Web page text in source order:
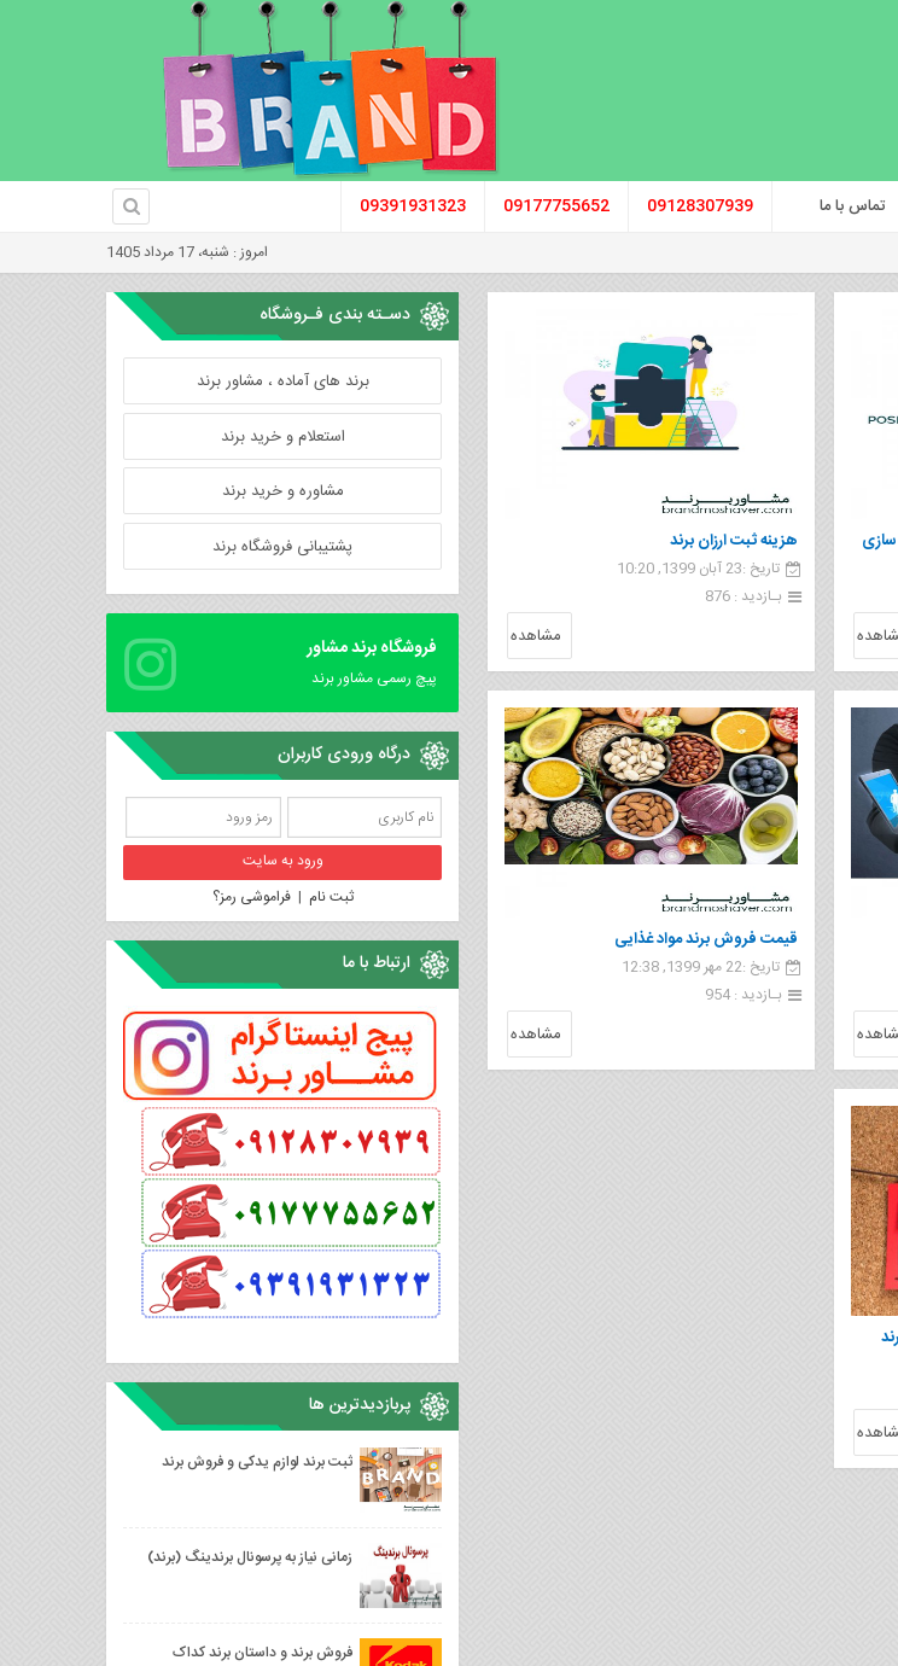
تماس با ما 09128307939
09177755652
09391931323
امروز : شنبه، 17 مرداد 1405
سازی هزینه ثبت ارزان برند
تاریخ :23 آبان 1399, 10:20
بـازدید : 876
مشاهده
قیمت فروش برند مواد غذایی
تاریخ :22 مهر 1399, 12:38
بـازدید : 954
مشاهده
دسـته بندی فـروشگاه
برند های آماده ، مشاور برند
استعلام و خرید برند
مشاوره و خرید برند
پشتیبانی فروشگاه برند
فروشگاه برند مشاور
پیچ رسمی مشاور برند
درگاه ورودی کاربران
ثبت نام |فراموشی رمز؟
ارتباط با ما
پربازدیدترین ها
ثبت برند لوازم یدکی و فروش برند
زمانی نیاز به پرسونال برندینگ (برند)
فروش برند و داستان برند کداک